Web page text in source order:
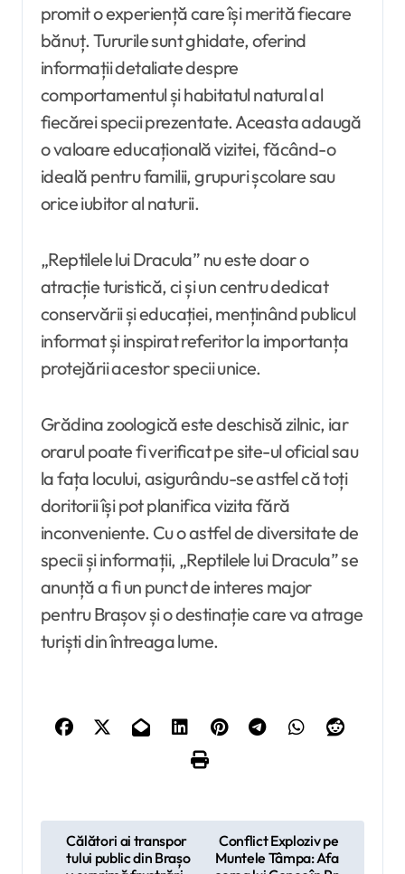
promit o experiență care își merită fiecare
bănuț. Tururile sunt ghidate, oferind
informații detaliate despre
comportamentul și habitatul natural al
fiecărei specii prezentate. Aceasta adaugă
o valoare educațională vizitei, făcând-o
ideală pentru familii, grupuri școlare sau
orice iubitor al naturii.
„Reptilele lui Dracula” nu este doar o
atracție turistică, ci și un centru dedicat
conservării și educației, menținând publicul
informat și inspirat referitor la importanța
protejării acestor specii unice.
Grădina zoologică este deschisă zilnic, iar
orarul poate fi verificat pe site-ul oficial sau
la fața locului, asigurându-se astfel că toți
doritorii își pot planifica vizita fără
inconveniente. Cu o astfel de diversitate de
specii și informații, „Reptilele lui Dracula” se
anunță a fi un punct de interes major
pentru Brașov și o destinație care va atrage
turiști din întreaga lume.
Călători ai transpor
tului public din Brașo
Conflict Exploziv pe
Muntele Tâmpa: Afa